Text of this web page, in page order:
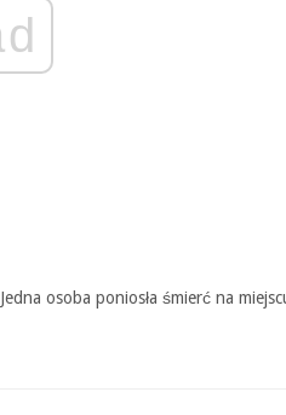
osoba poniosła śmierć na